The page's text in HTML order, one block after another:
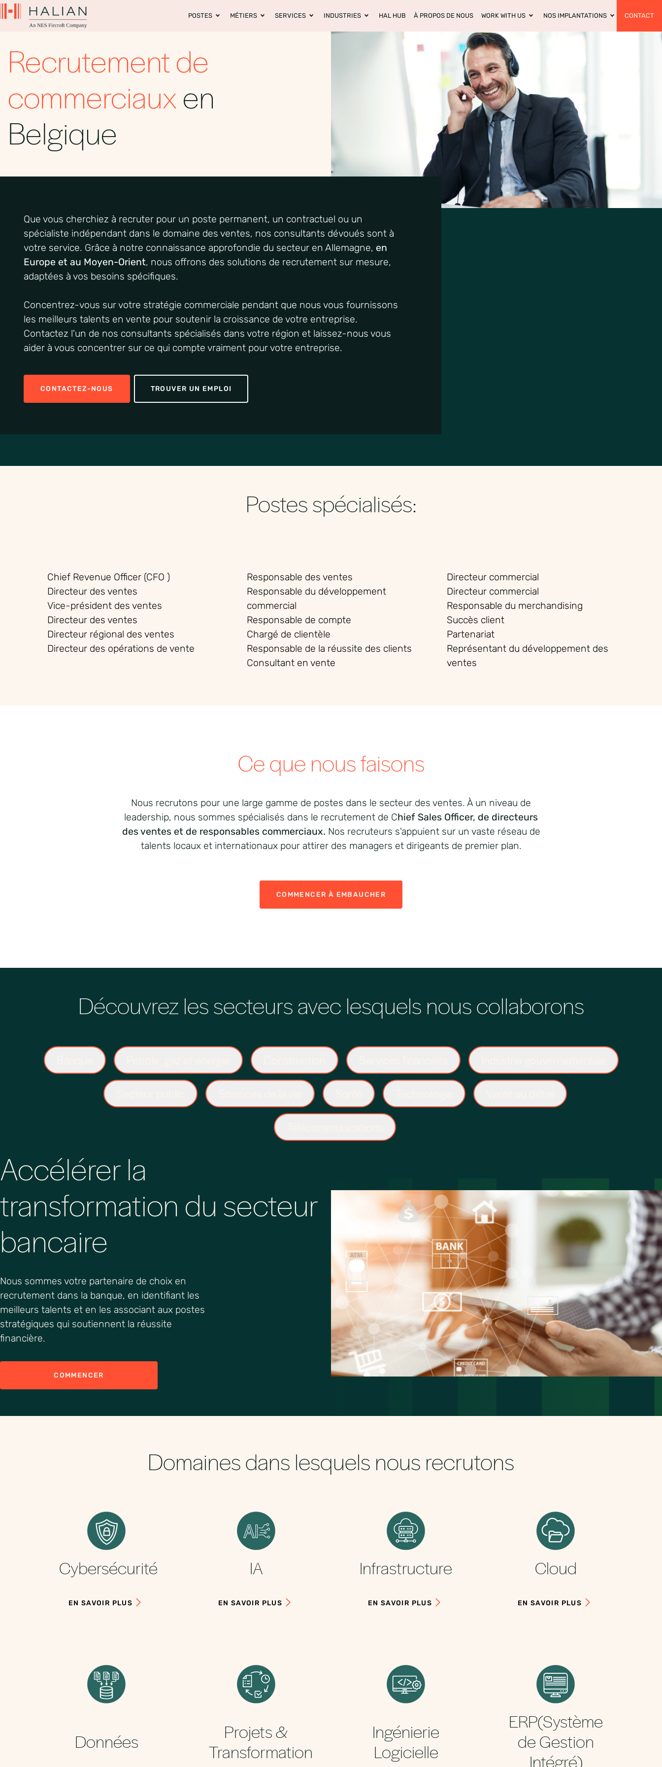
POSTES MÉTIERS SERVICES INDUSTRIES HAL HUB À PROPOS DE NOUS WORK WITH US NOS IMPLANTATIONS CONTACT
Recrutement de
commerciauxen
Belgique
Que vous cherchiez à recruter pour un poste permanent, un contractuel ou un
spécialiste indépendant dans le domaine des ventes, nos consultants dévoués sont à
votre service. Grâce à notre connaissance approfondie du secteur en Allemagne, en
Europe et au Moyen-Orient, nous offrons des solutions de recrutement sur mesure,
adaptées à vos besoins spécifiques.
Concentrez-vous survotre stratégie commerciale pendant que nous vous fournissons
les meilleurs talents en vente pour soutenir la croissance de votre entreprise.
Contactez l'un de nos consultants spécialisés dans votre région et laissez-nous vous
aider à vous concentrer sur ce qui compte vraiment pourvotre entreprise.
CONTACTEZ-NOUS TROUVER UN EMPLOI
Postes spécialisés:
Chief Revenue Officer (CFO )
Directeur des ventes
Vice-président des ventes
Directeur des ventes
Directeur régional des ventes
Directeur des opérations de vente
Responsable desventes
Responsable du développement
commercial
Responsable de compte
Chargé de clientèle
Responsable de la réussite des clients
Consultant envente
Directeur commercial
Directeur commercial
Responsable du merchandising
Succès client
Partenariat
Représentant du développement des
ventes
Ce que nous faisons
Nous recrutons pour une large gamme de postes dans le secteur des ventes. À un niveau de
leadership, nous sommes spécialisés dans le recrutement de Chief Sales Officer, de directeurs
des ventes et de responsables commerciaux. Nos recruteurs s'appuientsur un vaste réseau de
talents locauxet internationauxpour attirerdes managers et dirigeants de premier plan.
COMMENCER À EMBAUCHER
Découvrez les secteurs avec lesquels nous collaborons
Accélérer la
transformation du secteur
bancaire
Nous sommes votre partenaire de choix en
recrutement dans la banque, en identifiant les
meilleurs talents et en les associant aux postes
stratégiques qui soutiennent la réussite
financière.
COMMENCER
Domaines dans lesquels nous recrutons
Cybersécurité
EN SAVOIR PLUS
IA
EN SAVOIR PLUS
Infrastructure
EN SAVOIR PLUS
Cloud
EN SAVOIR PLUS
Données
Projets &
Transformation
Ingénierie
Logicielle
ERP(Système
de Gestion
Intégré)